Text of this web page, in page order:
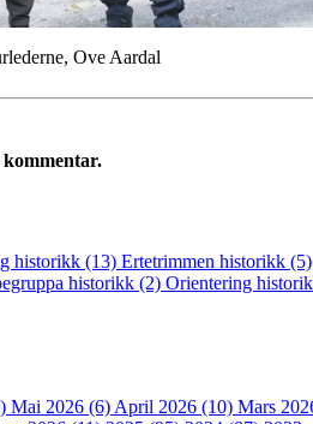
Ove Aardal
historikk (13) Ertetrimmen historikk (5)
historikk (2) Orientering
Mai 2026 (6) April 2026 (10) Mars